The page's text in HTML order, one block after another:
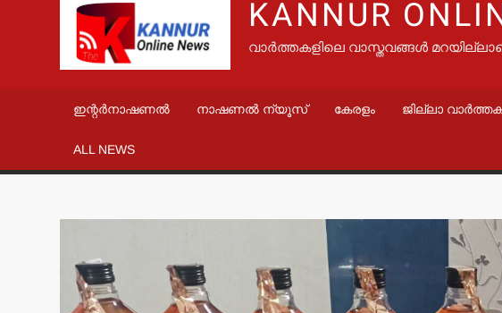
KANNUR
വാർത്തകളിലെ വാസ്തവങ്ങൾ
ഇന്റർനാഷണൽ നാഷണൽ ന്യൂസ് കേരളം ജില്ലാ
ALL NEWS